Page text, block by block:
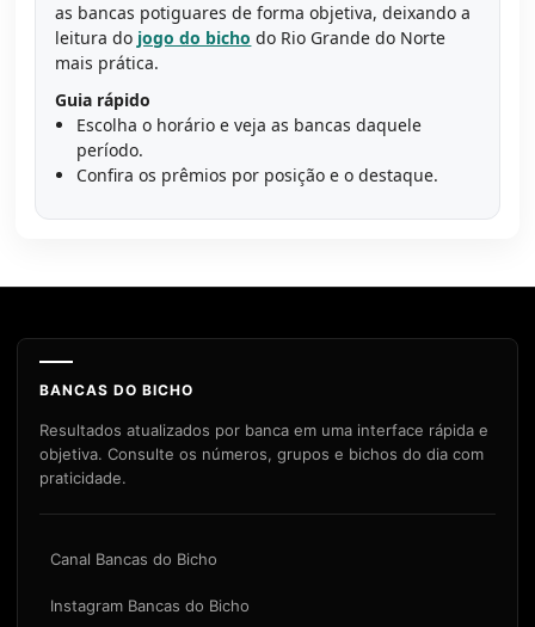
as bancas potiguares de forma objetiva, deixando a
leitura do jogo do bicho do Rio Grande do Norte
mais prática.
Guia rápido
Escolha o horário e veja as bancas daquele
período.
Confira os prêmios por posição e o destaque.
BANCAS DO BICHO
Resultados atualizados por banca em uma interface rápida e
objetiva. Consulte os números, grupos e bichos do dia com
praticidade.
Canal Bancas do Bicho
Instagram Bancas do Bicho